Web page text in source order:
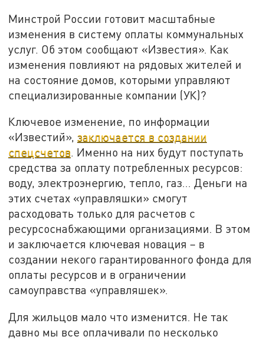
Минстрой России готовит масштабные
изменения в систему оплаты коммунальных
услуг. Об этом сообщают «Известия». Как
изменения повлияют на рядовых жителей и
на состояние домов, которыми управляют
специализированные компании (УК)?
Ключевое изменение, по информации
«Известий»,заключается в создании
спецсчетов. Именно на них будут поступать
средства за оплату потребленных ресурсов:
воду, электроэнергию, тепло, газ… Деньги на
этих счетах «управляшки» смогут
расходовать только для расчетов с
ресурсоснабжающими организациями. В этом
и заключается ключевая новация – в
создании некого гарантированного фонда для
оплаты ресурсов и в ограничении
самоуправства «управляшек».
Для жильцов мало что изменится. Не так
давно мы все оплачивали по несколько